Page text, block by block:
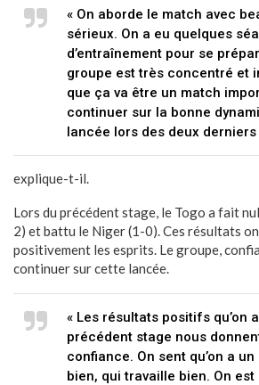
« On aborde le match avec
sérieux. On a eu quelques
d’entraînement pour se
groupe est très concentré et
que ça va être un match
continuer sur la bonne
lancée lors des deux derniers
explique-t-il.
Lors du précédent stage, le Togo a fait
2) et battu le Niger (1-0). Ces résultats
positivement les esprits. Le groupe,
continuer sur cette lancée.
« Les résultats positifs qu’on
précédent stage nous
confiance. On sent qu’on a
bien, qui travaille bien. On